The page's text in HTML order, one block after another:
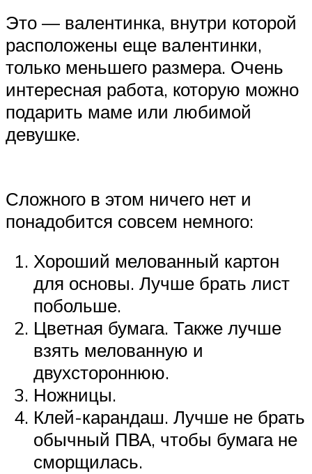
Это — валентинка, внутри которой
расположены еще валентинки,
только меньшего размера. Очень
интересная работа, которую можно
подарить маме или любимой
девушке.
Сложного в этом ничего нет и
понадобится совсем немного:
Хороший мелованный картон
для основы. Лучше брать лист
побольше.
Цветная бумага. Также лучше
взять мелованную и
двухстороннюю.
Ножницы.
Клей-карандаш. Лучше не брать
обычный ПВА, чтобы бумага не
сморщилась.